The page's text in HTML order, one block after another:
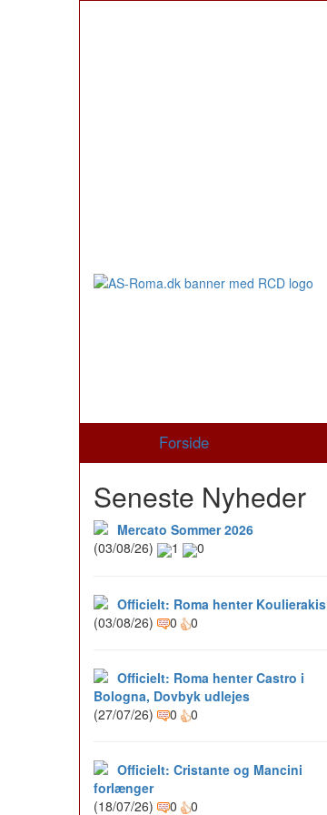
Forside
Seneste Nyheder
Mercato Sommer 2026
(03/08/26)
1 0
Officielt: Roma henter Koulierakis
(03/08/26)
0 0
Officielt: Roma henter Castro i
Bologna, Dovbyk udlejes
(27/07/26)
0 0
Officielt: Cristante og Mancini
forlænger
(18/07/26)
0 0